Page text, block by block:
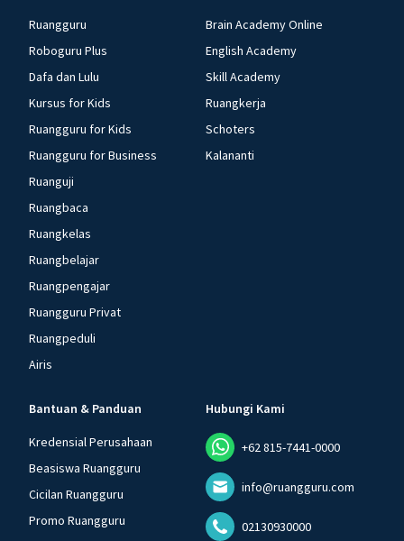
Ruangguru
Roboguru Plus
Dafa dan Lulu
Kursus for Kids
Ruangguru for Kids
Ruangguru for Business
Ruanguji
Ruangbaca
Ruangkelas
Ruangbelajar
Ruangpengajar
Ruangguru Privat
Ruangpeduli
Airis
Brain Academy Online
English Academy
Skill Academy
Ruangkerja
Schoters
Kalananti
Bantuan & Panduan
Kredensial Perusahaan
Beasiswa Ruangguru
Cicilan Ruangguru
Promo Ruangguru
Hubungi Kami
+62 815-7441-0000
info@ruangguru.com
02130930000